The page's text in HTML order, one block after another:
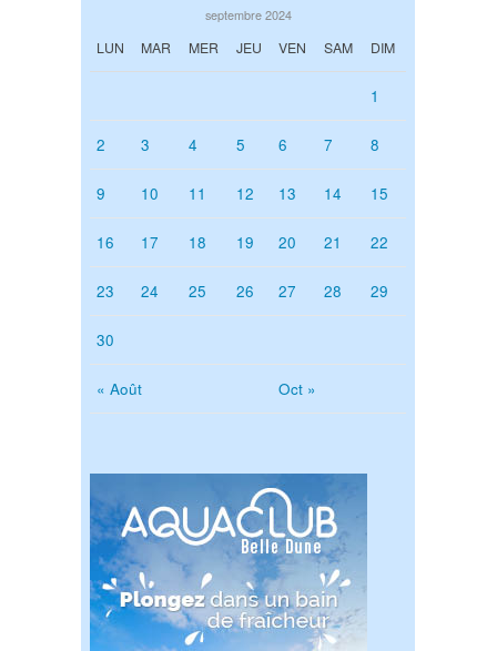
septembre 2024
LUN MAR MER JEU VEN SAM DIM
« Août Oct »
1
2 3 4 5 6 7 8
9 10 11 12 13 14 15
16 17 18 19 20 21 22
23 24 25 26 27 28 29
30